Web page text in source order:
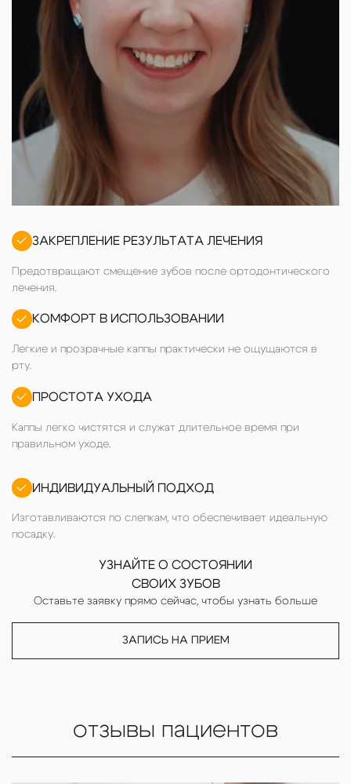
ЗАКРЕПЛЕНИЕ РЕЗУЛЬТАТА ЛЕЧЕНИЯ
Предотвращают смещение зубов после ортодонтического
лечения.
КОМФОРТ В ИСПОЛЬЗОВАНИИ
Легкие и прозрачные каппы практически не ощущаются в
рту.
ПРОСТОТА УХОДА
Каппы легко чистятся и служат длительное время при
правильном уходе.
ИНДИВИДУАЛЬНЫЙ ПОДХОД
Изготавливаются по слепкам, что обеспечивает идеальную
посадку.
УЗНАЙТЕ О СОСТОЯНИИ
СВОИХ ЗУБОВ
Оставьте заявку прямо сейчас, чтобы узнать больше
ЗАПИСЬ НА ПРИЕМ
отзывы пациентов